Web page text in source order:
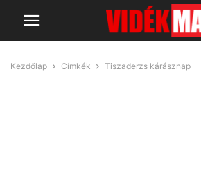
Kezdőlap Címkék Tiszaderzs kárásznap